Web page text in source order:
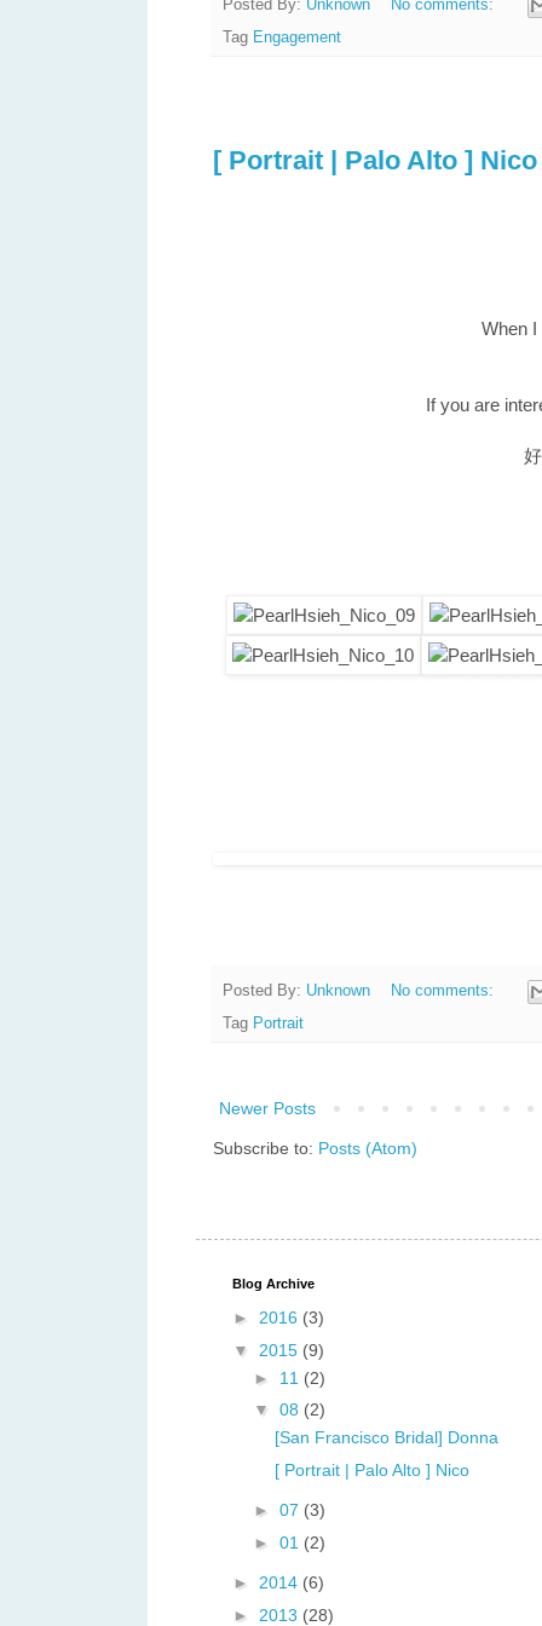
Posted By: Unknown
No comments:
Tag Engagement
[ Portrait | Palo Alto ] Nico
When I
If you are
Posted By: Unknown
No comments:
Tag Portrait
Newer Posts
Subscribe to: Posts (Atom)
Blog Archive
► 2016 (3)
▼ 2015 (9)
► 11 (2)
▼ 08 (2)
[San Francisco Bridal] Donna
[ Portrait | Palo Alto ] Nico
► 07 (3)
► 01 (2)
► 2014 (6)
► 2013 (28)